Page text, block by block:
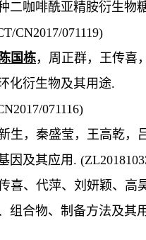
二咖啡酰亚精胺衍生物
CN2017/071119)
陈国栋，周正群，王传喜
化衍生物及其用途.
071116)
生，秦盛莹，王高乾，
因及其应用 .
喜、代萍、刘妍颖、高
组合物、制备方法及其